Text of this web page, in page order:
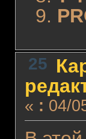
9.
25
« : 04/